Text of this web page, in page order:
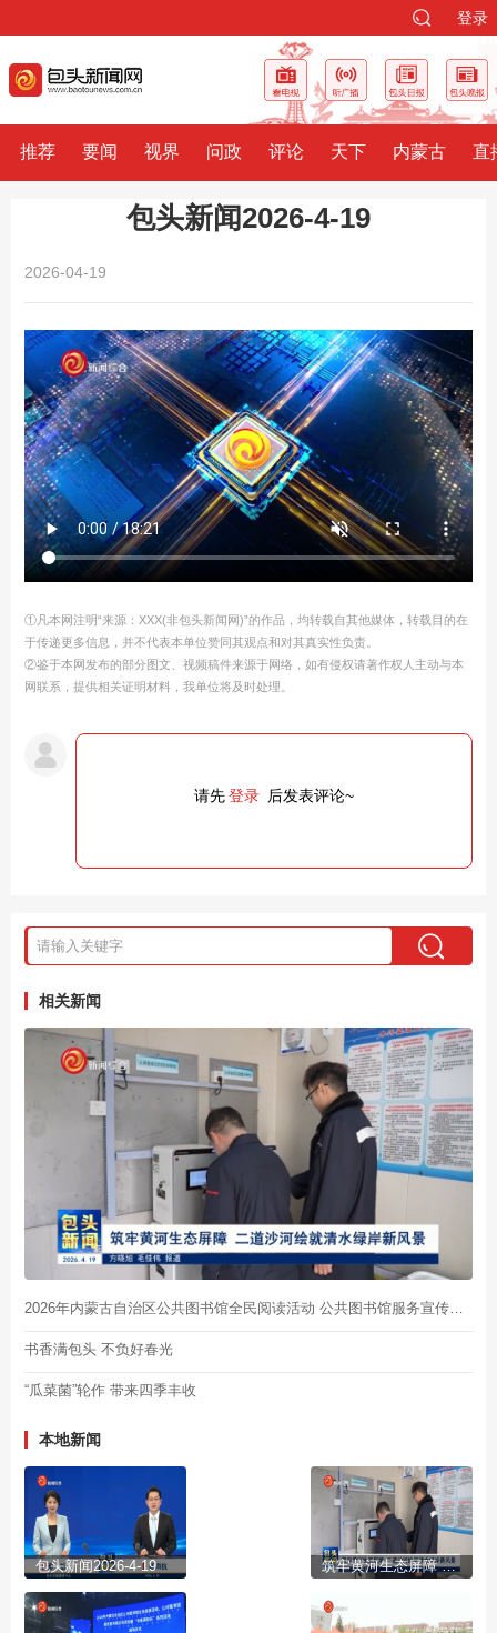
登录
推荐 要闻 视界 问政 评论 天下 内蒙古 直
包头新闻2026-4-19
2026-04-19
①凡本网注明“来源：XXX(非包头新闻网)”的作品，均转载自其他媒体，转载目的在
于传递更多信息，并不代表本单位赞同其观点和对其真实性负责。
②鉴于本网发布的部分图文、视频稿件来源于网络，如有侵权请著作权人主动与本
网联系，提供相关证明材料，我单位将及时处理。
请先登录 后发表评论~
相关新闻
2026年内蒙古自治区公共图书馆全民阅读活动 公共图书馆服务宣传周主场活动暨“书香满包头”系列活动启动
书香满包头 不负好春光
“瓜菜菌”轮作 带来四季丰收
本地新闻
包头新闻2026-4-19 筑牢黄河生态屏障 二道沙河绘就清水绿岸新风景